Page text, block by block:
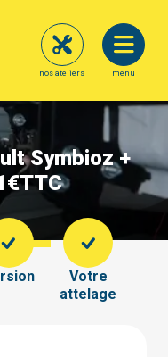
menu
nos ateliers
Symbioz +
TTC
Votre
attelage